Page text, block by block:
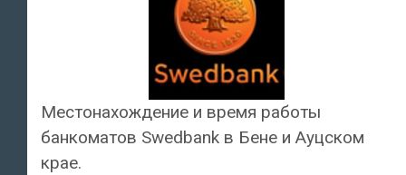
Местонахождение и время работы
банкоматов Swedbank в Бене и Ауцском
крае.